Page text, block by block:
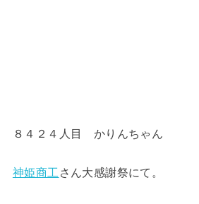
８４２４人目 かりんちゃん
神姫商工 さん大感謝祭にて。